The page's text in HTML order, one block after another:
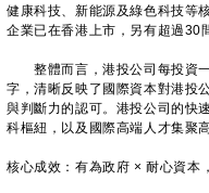
健康科技、新能源及綠色科技等
企業已在香港上市，另有超過30
整體而言，港投公司每投資一
字，清晰反映了國際資本對港投
與判斷力的認可。港投公司的快
科樞紐，以及國際高端人才集聚
核心成效：有為政府 × 耐心資本